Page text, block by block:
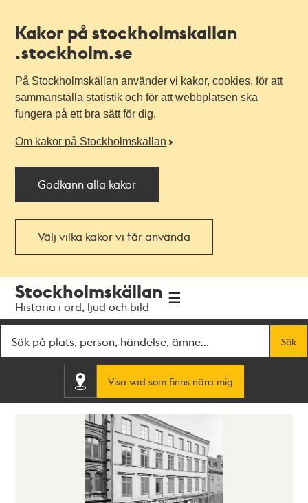
Kakor på stockholmskallan
.stockholm.se
På Stockholmskällan använder vi kakor, cookies, för att
sammanställa statistik och för att webbplatsen ska
fungera på ett bra sätt för dig.
Om kakor på Stockholmskällan
Godkänn alla kakor
Välj vilka kakor vi får använda
navigationen
huvudinnehållet
Stockholmskällan
Historia i ord, ljud och bild
Sök
Visa vad som finns nära mig